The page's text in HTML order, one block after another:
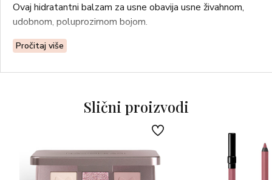
Ovaj hidratantni balzam za usne obavija usne živahnom,
udobnom, poluprozirnom bojom.
Pročitaj više
Slični proizvodi